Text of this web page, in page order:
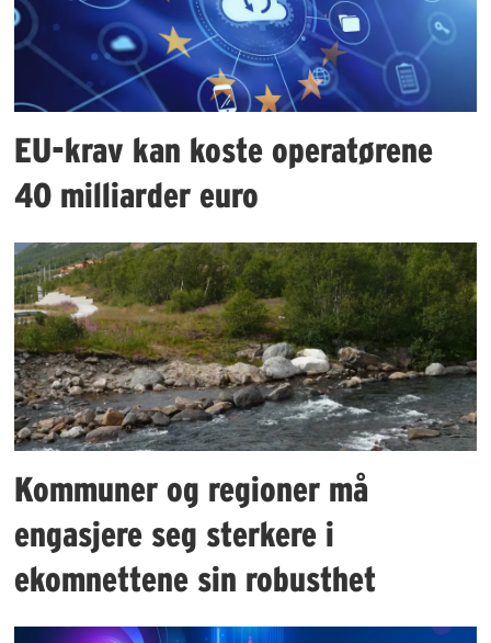
EU-krav kan koste operatørene
40 milliarder euro
Kommuner og regioner må
engasjere seg sterkere i
ekomnettene sin robusthet